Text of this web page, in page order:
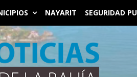
NAYARIT SEGURIDAD